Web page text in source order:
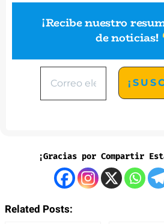
¡Recibe nuestro
de noticias!
¡Gracias por Compartir
Related Posts: